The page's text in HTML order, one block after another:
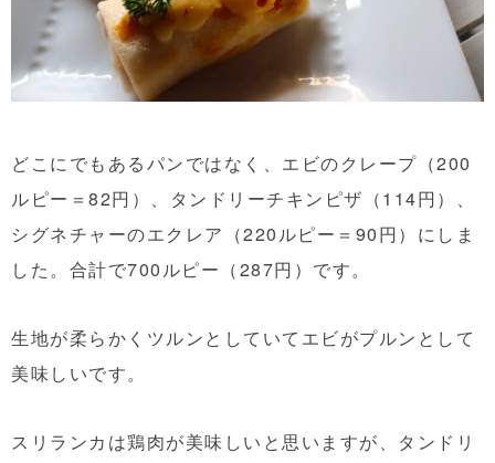
どこにでもあるパンではなく、エビのクレープ（200
ルピー＝82円）、タンドリーチキンピザ（114円）、
シグネチャーのエクレア（220ルピー＝90円）にしま
した。合計で700ルピー（287円）です。
生地が柔らかくツルンとしていてエビがプルンとして
美味しいです。
スリランカは鶏肉が美味しいと思いますが、タンドリ